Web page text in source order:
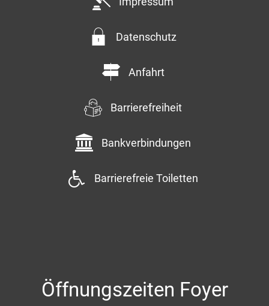
Datenschutz
Anfahrt
Barrierefreiheit
Bankverbindungen
Barrierefreie Toiletten
Öffnungszeiten Foyer